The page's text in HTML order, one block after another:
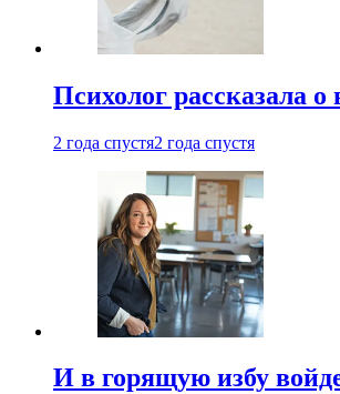
Психолог рассказала
2 года спустя2 года спустя
И в горящую избу